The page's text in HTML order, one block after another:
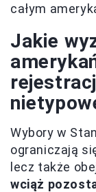
całym
Jakie
Wybory w
ograniczają
lecz także
wciąż